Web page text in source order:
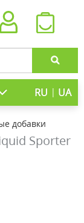
RU | UA
добавки
Sporter